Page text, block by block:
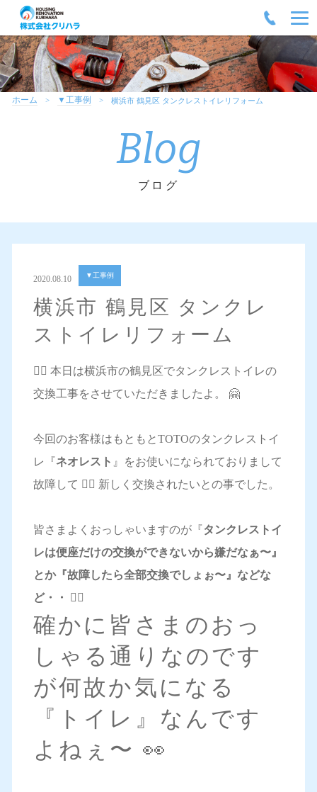
ホーム ▼工事例 横浜市 鶴見区 タンクレストイレリフォーム
Blog
ブログ
2020.08.10 ▼工事例
横浜市 鶴見区 タンクレ
ストイレリフォーム
💁‍♀️ 本日は横浜市の鶴見区でタンクレストイレの
交換工事をさせていただきましたよ。 🤗
今回のお客様はもともとTOTOのタンクレストイ
レ『ネオレスト 』をお使いになられておりまして
故障して 🤦‍♀️ 新しく交換されたいとの事でした。
皆さまよくおっしゃいますのが『タンクレストイ
レは便座だけの交換ができないから嫌だなぁ〜』
とか『故障したら全部交換でしょぉ〜』などな
ど・・ 🤷‍♀️
確かに皆さまのおっ
しゃる通りなのです
が何故か気になる
『トイレ』なんです
よねぇ〜 👀